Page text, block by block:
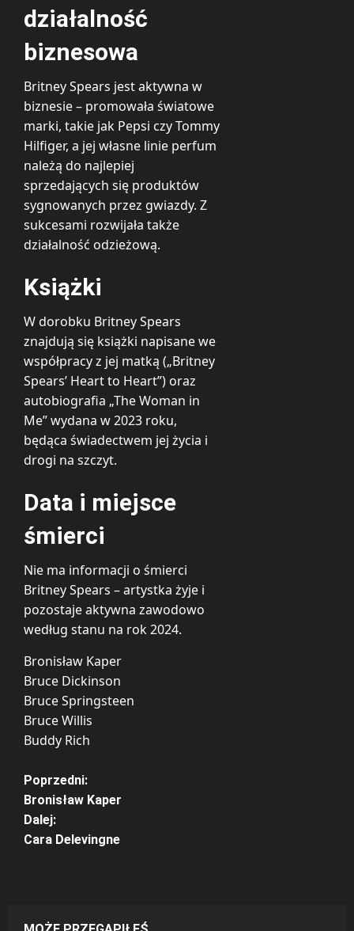
działalność
biznesowa
Britney Spears jest aktywna w
biznesie – promowała światowe
marki, takie jak Pepsi czy Tommy
Hilfiger, a jej własne linie perfum
należą do najlepiej
sprzedających się produktów
sygnowanych przez gwiazdy. Z
sukcesami rozwijała także
działalność odzieżową.
Książki
W dorobku Britney Spears
znajdują się książki napisane we
współpracy z jej matką („Britney
Spears’ Heart to Heart”) oraz
autobiografia „The Woman in
Me” wydana w 2023 roku,
będąca świadectwem jej życia i
drogi na szczyt.
Data i miejsce
śmierci
Nie ma informacji o śmierci
Britney Spears – artystka żyje i
pozostaje aktywna zawodowo
według stanu na rok 2024.
Bronisław Kaper
Bruce Dickinson
Bruce Springsteen
Bruce Willis
Buddy Rich
Z
o
b
c
Poprzedni:
Bronisław Kaper
Dalej:
Cara Delevingne